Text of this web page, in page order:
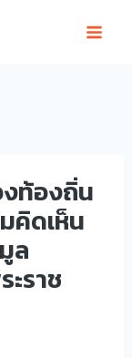
ท้องถิ่น
คิดเห็น
ล
ราช